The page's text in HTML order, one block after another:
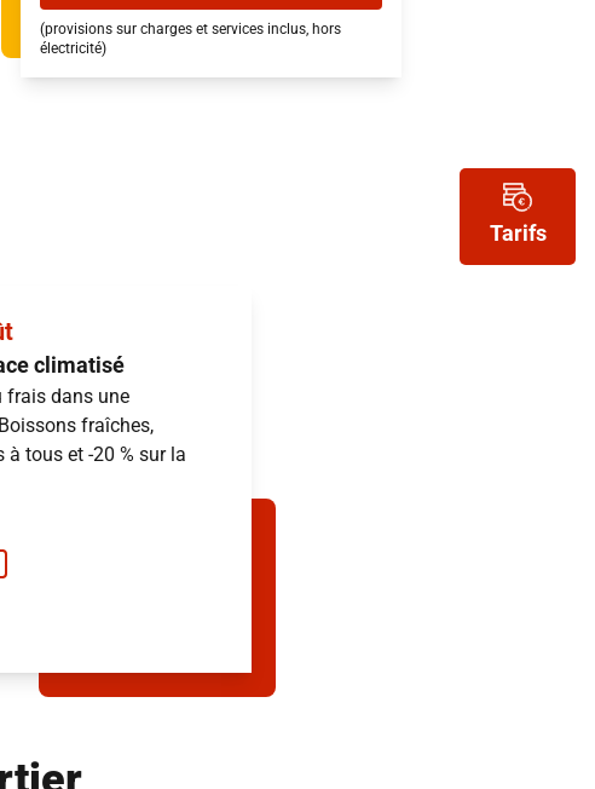
(provisions sur charges et services inclus, hors
électricité)
climatisé
frais dans une
fraîches,
tous et -20 % sur la
Tarifs